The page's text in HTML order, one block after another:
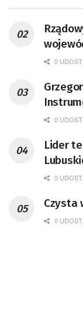
0 UDOST.
Instruments S.A.
doktor
Badań
0 UDOST.
Lider
0 UDOST.
Czysta
0 UDOST.